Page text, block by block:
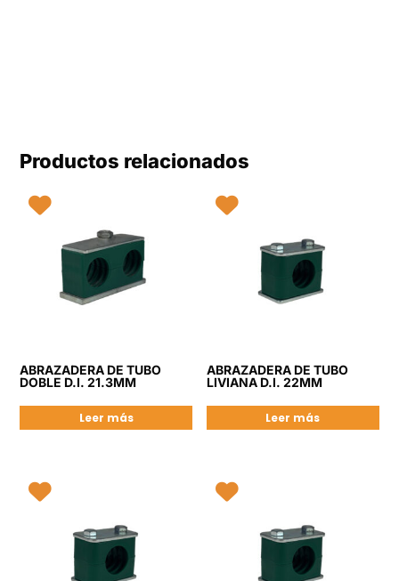
Productos relacionados
ABRAZADERA DE TUBO
DOBLE D.I. 21.3MM
Leer más
ABRAZADERA DE TUBO
LIVIANA D.I. 22MM
Leer más